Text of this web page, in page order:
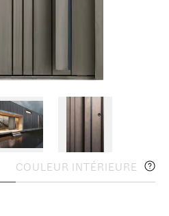
COULEUR INTÉRIEURE